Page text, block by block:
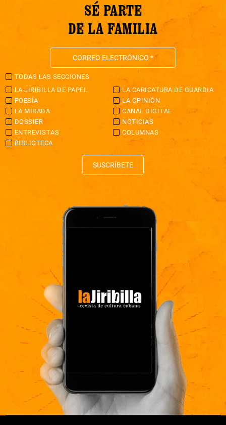
SÉ PARTE
DE LA FAMILIA
TODAS LAS SECCIONES
LA JIRIBILLA DE PAPEL
LA CARICATURA DE GUARDIA
POESÍA
LA OPINIÓN
LA MIRADA
CANAL DIGITAL
DOSSIER
NOTICIAS
ENTREVISTAS
COLUMNAS
BIBLIOTECA
SUSCRÍBETE